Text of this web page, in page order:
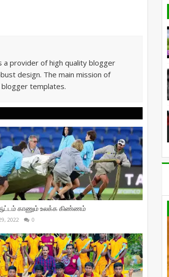
provider of high quality blogger
design. The main mission of
templates.
காணும் உலக்க கிண்ணம்
2022 0